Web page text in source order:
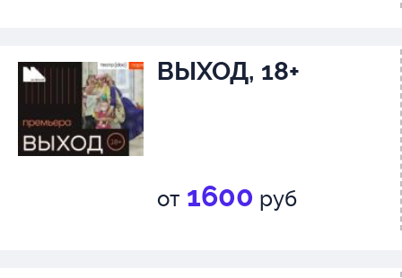
ВЫХОД, 18+
от 1600 руб